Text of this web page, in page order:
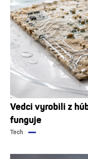
Vedci vyrobili z
funguje
Tech